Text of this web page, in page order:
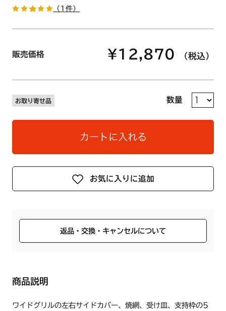
（1件）
販売価格 ¥12,870 （税込）
お取り寄せ品 数量
カートに入れる
お気に入りに追加
返品・交換・キャンセルについて
商品説明
ワイドグリルの左右サイドカバー、焼網、受け皿、支持枠の5